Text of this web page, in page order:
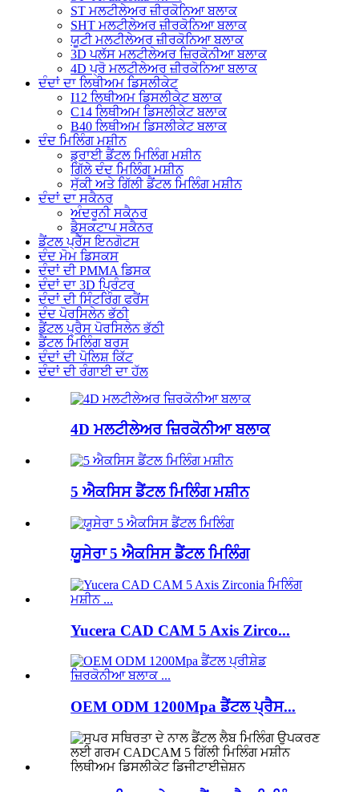
ST ਮਲਟੀਲੇਅਰ ਜ਼ੀਰਕੋਨਿਆ ਬਲਾਕ
SHT ਮਲਟੀਲੇਅਰ ਜ਼ੀਰਕੋਨਿਆ ਬਲਾਕ
ਯੂਟੀ ਮਲਟੀਲੇਅਰ ਜ਼ੀਰਕੋਨਿਆ ਬਲਾਕ
3D ਪਲੱਸ ਮਲਟੀਲੇਅਰ ਜ਼ਿਰਕੋਨੀਆ ਬਲਾਕ
4D ਪ੍ਰੋ ਮਲਟੀਲੇਅਰ ਜ਼ੀਰਕੋਨਿਆ ਬਲਾਕ
ਦੰਦਾਂ ਦਾ ਲਿਥੀਅਮ ਡਿਸਲੀਕੇਟ
I12 ਲਿਥੀਅਮ ਡਿਸਲੀਕੇਟ ਬਲਾਕ
C14 ਲਿਥੀਅਮ ਡਿਸਲੀਕੇਟ ਬਲਾਕ
B40 ਲਿਥੀਅਮ ਡਿਸਲੀਕੇਟ ਬਲਾਕ
ਦੰਦ ਮਿਲਿੰਗ ਮਸ਼ੀਨ
ਡ੍ਰਾਈ ਡੈਂਟਲ ਮਿਲਿੰਗ ਮਸ਼ੀਨ
ਗਿੱਲੇ ਦੰਦ ਮਿਲਿੰਗ ਮਸ਼ੀਨ
ਸੁੱਕੀ ਅਤੇ ਗਿੱਲੀ ਡੈਂਟਲ ਮਿਲਿੰਗ ਮਸ਼ੀਨ
ਦੰਦਾਂ ਦਾ ਸਕੈਨਰ
ਅੰਦਰੂਨੀ ਸਕੈਨਰ
ਡੈਸਕਟਾਪ ਸਕੈਨਰ
ਡੈਂਟਲ ਪ੍ਰੈੱਸ ਇਨਗੋਟਸ
ਦੰਦ ਮੋਮ ਡਿਸਕਸ
ਦੰਦਾਂ ਦੀ PMMA ਡਿਸਕ
ਦੰਦਾਂ ਦਾ 3D ਪ੍ਰਿੰਟਰ
ਦੰਦਾਂ ਦੀ ਸਿੰਟਰਿੰਗ ਫਰੈਂਸ
ਦੰਦ ਪੋਰਸਿਲੇਨ ਭੱਠੀ
ਡੈਂਟਲ ਪ੍ਰੈਸ ਪੋਰਸਿਲੇਨ ਭੱਠੀ
ਡੈਂਟਲ ਮਿਲਿੰਗ ਬਰਸ
ਦੰਦਾਂ ਦੀ ਪੋਲਿਸ਼ ਕਿੱਟ
ਦੰਦਾਂ ਦੀ ਰੰਗਾਈ ਦਾ ਹੱਲ
4D ਮਲਟੀਲੇਅਰ ਜ਼ਿਰਕੋਨੀਆ ਬਲਾਕ
5 ਐਕਸਿਸ ਡੈਂਟਲ ਮਿਲਿੰਗ ਮਸ਼ੀਨ
ਯੂਸੇਰਾ 5 ਐਕਸਿਸ ਡੈਂਟਲ ਮਿਲਿੰਗ
Yucera CAD CAM 5 Axis Zirco...
OEM ODM 1200Mpa ਡੈਂਟਲ ਪ੍ਰੈਸ...